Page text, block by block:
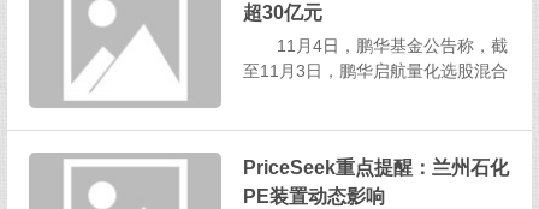
超30亿元
11月4日，鹏华基金公告称，截
至11月3日，鹏华启航量化选股混合
日的有效认购申请进行比例确认。
这表明，该基金仅发行一日便结束
PriceSeek重点提醒：兰州石化
PE装置动态影响